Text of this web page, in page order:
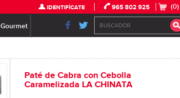
(0)
965 802 925
IDENTIFÍCATE
Gourmet
Paté de Cabra con Cebolla
Caramelizada LA CHINATA